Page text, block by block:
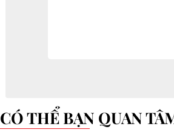
CÓ THỂ BẠN QUAN